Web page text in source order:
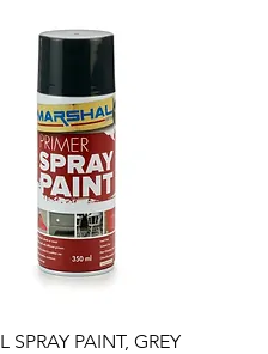
SPRAY PAINT, GREY